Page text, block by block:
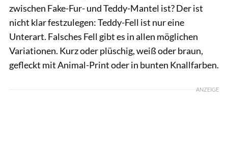
zwischen Fake-Fur- und Teddy-Mantel ist? Der ist
nicht klar festzulegen: Teddy-Fell ist nur eine
Unterart. Falsches Fell gibt es in allen möglichen
Variationen. Kurz oder plüschig, weiß oder braun,
gefleckt mit Animal-Print oder in bunten Knallfarben.
ANZEIGE